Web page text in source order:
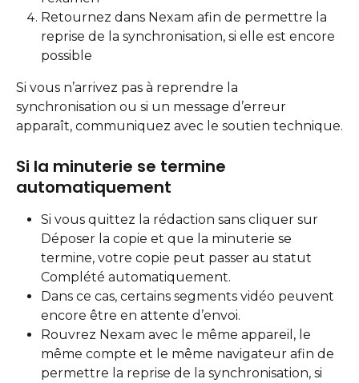
Retournez dans Nexam afin de permettre la
reprise de la synchronisation, si elle est encore
possible
Si vous n’arrivez pas à reprendre la
synchronisation ou si un message d’erreur
apparaît, communiquez avec le soutien technique.
Si la minuterie se termine
automatiquement
Si vous quittez la rédaction sans cliquer sur
Déposer la copie et que la minuterie se
termine, votre copie peut passer au statut
Complété automatiquement.
Dans ce cas, certains segments vidéo peuvent
encore être en attente d’envoi.
Rouvrez Nexam avec le même appareil, le
même compte et le même navigateur afin de
permettre la reprise de la synchronisation, si